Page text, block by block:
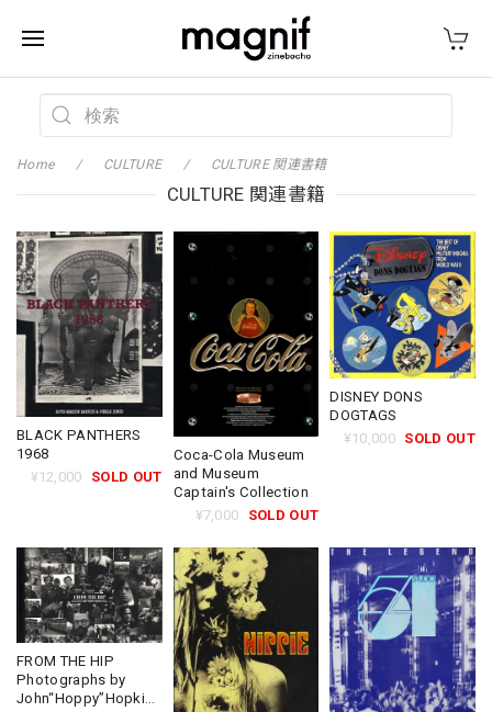
Home CULTURE CULTURE 関連書籍
CULTURE 関連書籍
BLACK PANTHERS
1968
¥12,000
SOLD OUT
Coca-Cola Museum
and Museum
Captain's Collection
¥7,000
SOLD OUT
DISNEY DONS
DOGTAGS
¥10,000 SOLD OUT
FROM THE HIP
Photographs by
John“Hoppy”Hopkins